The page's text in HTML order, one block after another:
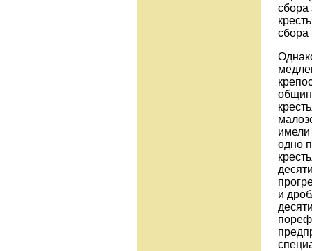
сбора
сбора
имели
одно
и